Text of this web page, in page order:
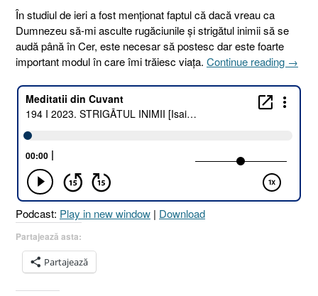
În studiul de ieri a fost menționat faptul că dacă vreau ca
Dumnezeu să-mi asculte rugăciunile și strigătul inimii să se
audă până în Cer, este necesar să postesc dar este foarte
important modul în care îmi trăiesc viața. Continue reading „194
2023.
102.6–
→
Podcast: Play in new window | Download
Partajează asta:
Partajează